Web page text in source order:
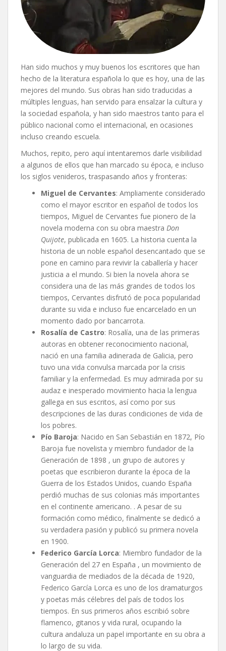
Han sido muchos y muy buenos los escritores que han
hecho de la literatura española lo que es hoy, una de las
mejores del mundo. Sus obras han sido traducidas a
múltiples lenguas, han servido para ensalzar la cultura y
la sociedad española, y han sido maestros tanto para el
público nacional como el internacional, en ocasiones
incluso creando escuela.
Muchos, repito, pero aquí intentaremos darle visibilidad
a algunos de ellos que han marcado su época, e incluso
los siglos venideros, traspasando años y fronteras:
Miguel de Cervantes: Ampliamente considerado
como el mayor escritor en español de todos los
tiempos, Miguel de Cervantes fue pionero de la
novela moderna con su obra maestra Don
Quijote, publicada en 1605. La historia cuenta la
historia de un noble español desencantado que se
pone en camino para revivir la caballería y hacer
justicia a el mundo. Si bien la novela ahora se
considera una de las más grandes de todos los
tiempos, Cervantes disfrutó de poca popularidad
durante su vida e incluso fue encarcelado en un
momento dado por bancarrota.
Rosalía de Castro: Rosalía, una de las primeras
autoras en obtener reconocimiento nacional,
nació en una familia adinerada de Galicia, pero
tuvo una vida convulsa marcada por la crisis
familiar y la enfermedad. Es muy admirada por su
audaz e inesperado movimiento hacia la lengua
gallega en sus escritos, así como por sus
descripciones de las duras condiciones de vida de
los pobres.
Pío Baroja: Nacido en San Sebastián en 1872, Pío
Baroja fue novelista y miembro fundador de la
Generación de 1898 , un grupo de autores y
poetas que escribieron durante la época de la
Guerra de los Estados Unidos, cuando España
perdió muchas de sus colonias más importantes
en el continente americano. . A pesar de su
formación como médico, finalmente se dedicó a
su verdadera pasión y publicó su primera novela
en 1900.
Federico García Lorca: Miembro fundador de la
Generación del 27 en España , un movimiento de
vanguardia de mediados de la década de 1920,
Federico García Lorca es uno de los dramaturgos
y poetas más célebres del país de todos los
tiempos. En sus primeros años escribió sobre
flamenco, gitanos y vida rural, ocupando la
cultura andaluza un papel importante en su obra a
lo largo de su vida.